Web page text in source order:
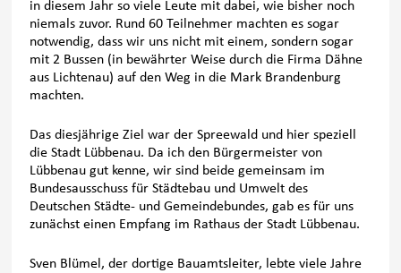
in diesem Jahr so viele Leute mit dabei, wie bisher noch
niemals zuvor. Rund 60 Teilnehmer machten es sogar
notwendig, dass wir uns nicht mit einem, sondern sogar
mit 2 Bussen (in bewährter Weise durch die Firma Dähne
aus Lichtenau) auf den Weg in die Mark Brandenburg
machten.
Das diesjährige Ziel war der Spreewald und hier speziell
die Stadt Lübbenau. Da ich den Bürgermeister von
Lübbenau gut kenne, wir sind beide gemeinsam im
Bundesausschuss für Städtebau und Umwelt des
Deutschen Städte- und Gemeindebundes, gab es für uns
zunächst einen Empfang im Rathaus der Stadt Lübbenau.
Sven Blümel, der dortige Bauamtsleiter, lebte viele Jahre